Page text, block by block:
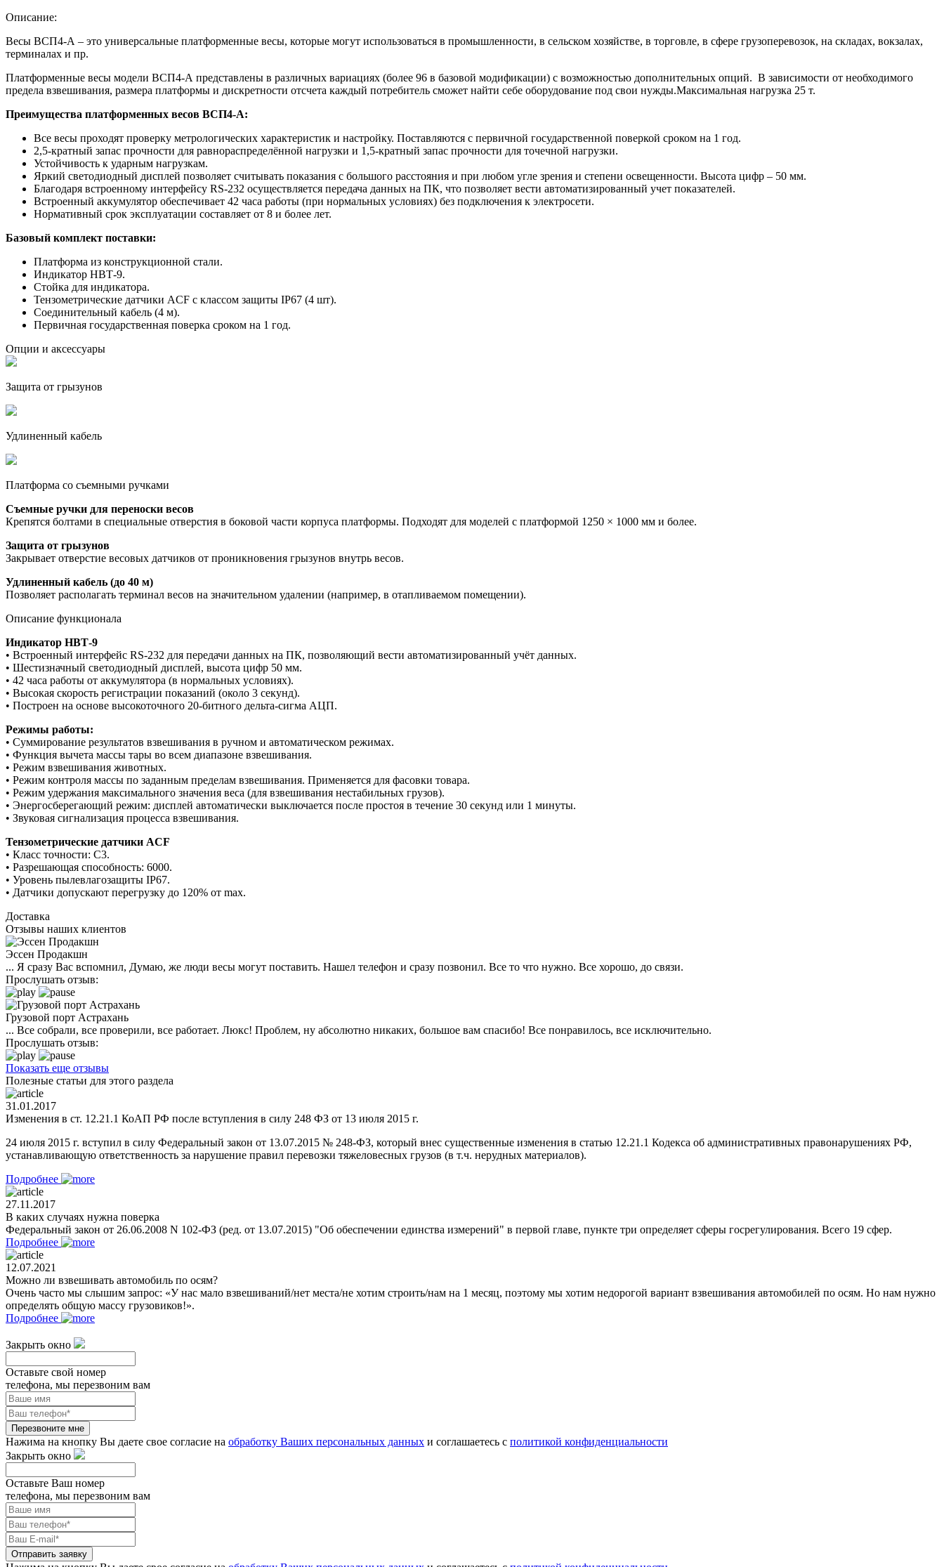
Описание:
Весы ВСП4-А – это универсальные платформенные весы, которые могут использоваться в промышленности, в сельском хозяйстве, в торговле, в сфере грузоперевозок, на складах, вокзалах,
терминалах и пр.
Платформенные весы модели ВСП4-А представлены в различных вариациях (более 96 в базовой модификации) с возможностью дополнительных опций. В зависимости от необходимого
предела взвешивания, размера платформы и дискретности отсчета каждый потребитель сможет найти себе оборудование под свои нужды.Максимальная нагрузка 25 т.
Преимущества платформенных весов ВСП4-А:
Все весы проходят проверку метрологических характеристик и настройку. Поставляются с первичной государственной поверкой сроком на 1 год.
2,5-кратный запас прочности для равнораспределённой нагрузки и 1,5-кратный запас прочности для точечной нагрузки.
Устойчивость к ударным нагрузкам.
Яркий светодиодный дисплей позволяет считывать показания с большого расстояния и при любом угле зрения и степени освещенности. Высота цифр – 50 мм.
Благодаря встроенному интерфейсу RS-232 осуществляется передача данных на ПК, что позволяет вести автоматизированный учет показателей.
Встроенный аккумулятор обеспечивает 42 часа работы (при нормальных условиях) без подключения к электросети.
Нормативный срок эксплуатации составляет от 8 и более лет.
Базовый комплект поставки:
Платформа из конструкционной стали.
Индикатор НВТ-9.
Стойка для индикатора.
Тензометрические датчики ACF с классом защиты IP67 (4 шт).
Соединительный кабель (4 м).
Первичная государственная поверка сроком на 1 год.
Опции и аксессуары
Защита от грызунов
Удлиненный кабель
Платформа со съемными ручками
Съемные ручки для переноски весов
Крепятся болтами в специальные отверстия в боковой части корпуса платформы. Подходят для моделей с платформой 1250 × 1000 мм и более.
Защита от грызунов
Закрывает отверстие весовых датчиков от проникновения грызунов внутрь весов.
Удлиненный кабель (до 40 м)
Позволяет располагать терминал весов на значительном удалении (например, в отапливаемом помещении).
Описание функционала
Индикатор НВТ-9
• Встроенный интерфейс RS-232 для передачи данных на ПК, позволяющий вести автоматизированный учёт данных.
• Шестизначный светодиодный дисплей, высота цифр 50 мм.
• 42 часа работы от аккумулятора (в нормальных условиях).
• Высокая скорость регистрации показаний (около 3 секунд).
• Построен на основе высокоточного 20-битного дельта-сигма АЦП.
Режимы работы:
• Суммирование результатов взвешивания в ручном и автоматическом режимах.
• Функция вычета массы тары во всем диапазоне взвешивания.
• Режим взвешивания животных.
• Режим контроля массы по заданным пределам взвешивания. Применяется для фасовки товара.
• Режим удержания максимального значения веса (для взвешивания нестабильных грузов).
• Энергосберегающий режим: дисплей автоматически выключается после простоя в течение 30 секунд или 1 минуты.
• Звуковая сигнализация процесса взвешивания.
Тензометрические датчики ACF
• Класс точности: C3.
• Разрешающая способность: 6000.
• Уровень пылевлагозащиты IP67.
• Датчики допускают перегрузку до 120% от max.
Доставка
Отзывы наших клиентов
Эссен Продакшн
... Я сразу Вас вспомнил, Думаю, же люди весы могут поставить. Нашел телефон и сразу позвонил. Все то что нужно. Все хорошо, до связи.
Прослушать отзыв:
Грузовой порт Астрахань
... Все собрали, все проверили, все работает. Люкс! Проблем, ну абсолютно никаких, большое вам спасибо! Все понравилось, все исключительно.
Прослушать отзыв:
Показать еще отзывы
Полезные статьи для этого раздела
31.01.2017
Изменения в ст. 12.21.1 КоАП РФ после вступления в силу 248 ФЗ от 13 июля 2015 г.
24 июля 2015 г. вступил в силу Федеральный закон от 13.07.2015 № 248-ФЗ, который внес существенные изменения в статью 12.21.1 Кодекса об административных правонарушениях РФ,
устанавливающую ответственность за нарушение правил перевозки тяжеловесных грузов (в т.ч. нерудных материалов).
Подробнее
27.11.2017
В каких случаях нужна поверка
Федеральный закон от 26.06.2008 N 102-ФЗ (ред. от 13.07.2015) "Об обеспечении единства измерений" в первой главе, пункте три определяет сферы госрегулирования. Всего 19 сфер.
Подробнее
12.07.2021
Можно ли взвешивать автомобиль по осям?
Очень часто мы слышим запрос: «У нас мало взвешиваний/нет места/не хотим строить/нам на 1 месяц, поэтому мы хотим недорогой вариант взвешивания автомобилей по осям. Но нам нужно
определять общую массу грузовиков!».
Подробнее
Закрыть окно
Оставьте свой номер
телефона, мы перезвоним вам
Перезвоните мне
Нажима на кнопку Вы даете свое согласие на обработку Ваших персональных данных и соглашаетесь с политикой конфиденциальности
Закрыть окно
Оставьте Ваш номер
телефона, мы перезвоним вам
Отправить заявку